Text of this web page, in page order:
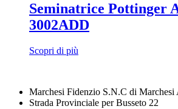
Seminatrice Pottinger
3002ADD
Scopri di più
Marchesi Fidenzio S.N.C di Marchesi
Strada Provinciale per Busseto 22